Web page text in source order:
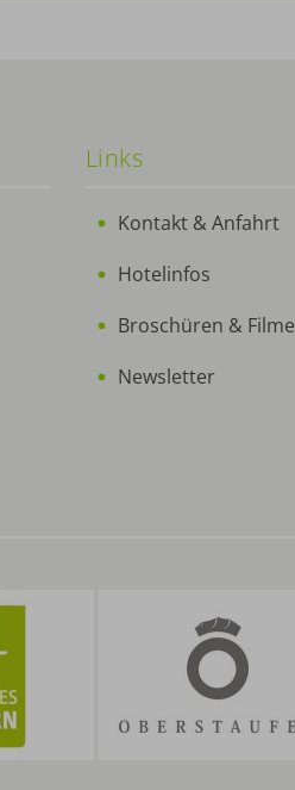
Links
Kontakt & Anfahrt
Hotelinfos
Broschüren & Filme
Newsletter